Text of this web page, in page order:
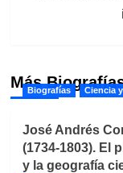
MásBiografías Ciencia
José Andrés
(1734-1803). El
y la geografía